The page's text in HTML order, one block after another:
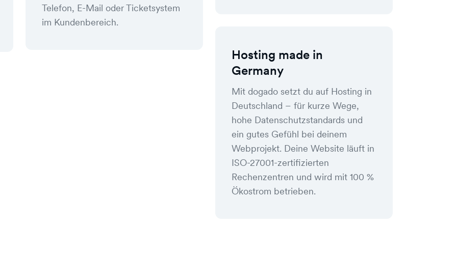
Telefon, E-Mail oder Ticketsystem
im Kundenbereich.
Hosting made in
Germany
Mit dogado setzt du auf Hosting in
Deutschland – für kurze Wege,
hohe Datenschutzstandards und
ein gutes Gefühl bei deinem
Webprojekt. Deine Website läuft in
ISO-27001-zertifizierten
Rechenzentren und wird mit 100 %
Ökostrom betrieben.